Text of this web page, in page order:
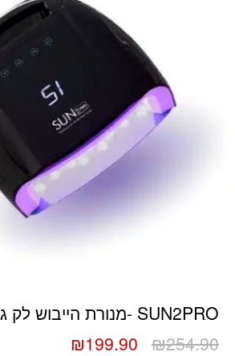
SUN2PRO -מנורת הייבוש לק ג’ל
₪254.90
המחיר ₪199.90
המחיר